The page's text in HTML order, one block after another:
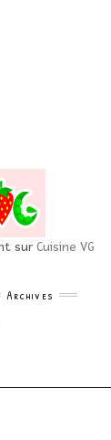
sur Cuisine VG
Archives